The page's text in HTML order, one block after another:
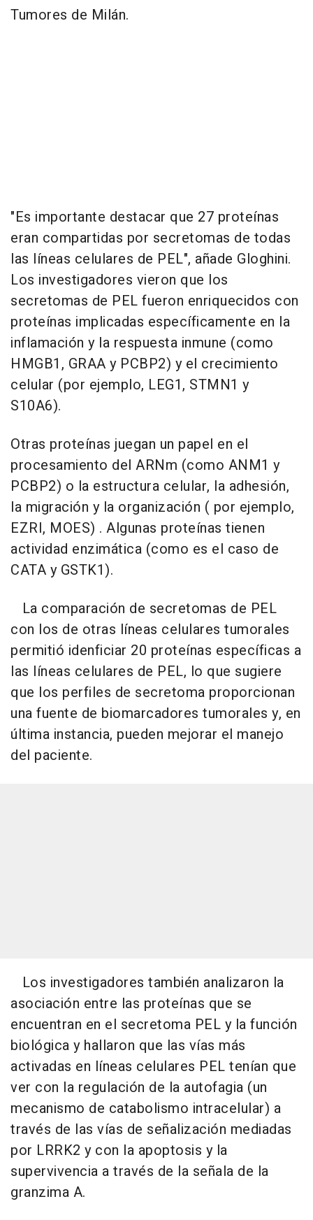
Tumores de Milán.
"Es importante destacar que 27 proteínas
eran compartidas por secretomas de todas
las líneas celulares de PEL", añade Gloghini.
Los investigadores vieron que los
secretomas de PEL fueron enriquecidos con
proteínas implicadas específicamente en la
inflamación y la respuesta inmune (como
HMGB1, GRAA y PCBP2) y el crecimiento
celular (por ejemplo, LEG1, STMN1 y
S10A6).
Otras proteínas juegan un papel en el
procesamiento del ARNm (como ANM1 y
PCBP2) o la estructura celular, la adhesión,
la migración y la organización ( por ejemplo,
EZRI, MOES) . Algunas proteínas tienen
actividad enzimática (como es el caso de
CATA y GSTK1).
La comparación de secretomas de PEL
con los de otras líneas celulares tumorales
permitió idenficiar 20 proteínas específicas a
las líneas celulares de PEL, lo que sugiere
que los perfiles de secretoma proporcionan
una fuente de biomarcadores tumorales y, en
última instancia, pueden mejorar el manejo
del paciente.
Los investigadores también analizaron la
asociación entre las proteínas que se
encuentran en el secretoma PEL y la función
biológica y hallaron que las vías más
activadas en líneas celulares PEL tenían que
ver con la regulación de la autofagia (un
mecanismo de catabolismo intracelular) a
través de las vías de señalización mediadas
por LRRK2 y con la apoptosis y la
supervivencia a través de la señala de la
granzima A.